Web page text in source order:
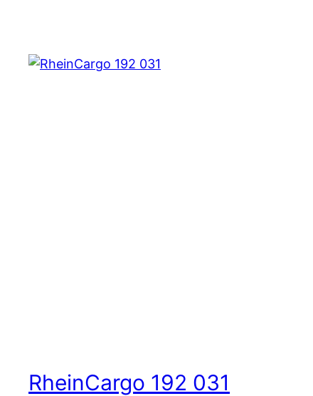
RheinCargo 192 031